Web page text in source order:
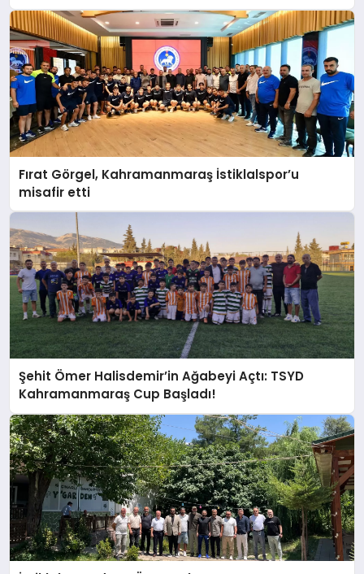
Fırat Görgel, Kahramanmaraş İstiklalspor’u
misafir etti
Şehit Ömer Halisdemir’in Ağabeyi Açtı: TSYD
Kahramanmaraş Cup Başladı!